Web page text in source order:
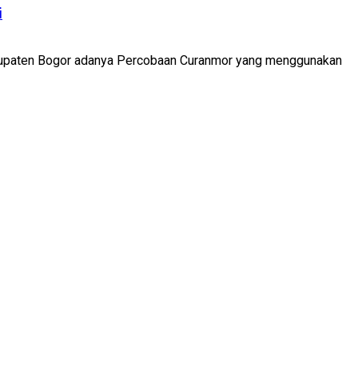
Bogor adanya Percobaan Curanmor yang menggunakan